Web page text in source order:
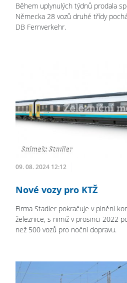
Během uplynulých týdnů prodala
Německa 28 vozů druhé třídy
DB Fernverkehr.
09. 08. 2024 12:12
Nové vozy pro KTŽ
Firma Stadler pokračuje v plnění
železnice, s nimiž v prosinci 2022
než 500 vozů pro noční dopravu.